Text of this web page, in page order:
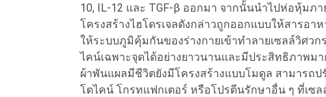
10, IL-12 และ TGF-β ออกมา จากนั้นนำไปห่อหุ้มภ
โครงสร้างไฮโดรเจลดังกล่าวถูกออกแบบให้สารอ
ให้ระบบภูมิคุ้มกันของร่างกายเข้าทำลายเซลล์วิศว
ไคน์เฉพาะจุดได้อย่างยาวนานและมีประสิทธิภาพม
ผ้าพันแผลมีชีวิตยังมีโครงสร้างแบบโมดูล สามารถ
โตไคน์ โกรทแฟกเตอร์ หรือโปรตีนรักษาอื่น ๆ ที่เซ